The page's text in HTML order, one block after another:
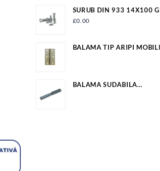
SURUB DIN 933 14X100
NAT S933M14X100G10.9
£0.00
BALAMA TIP ARIPI
BALAMA SUDABILA